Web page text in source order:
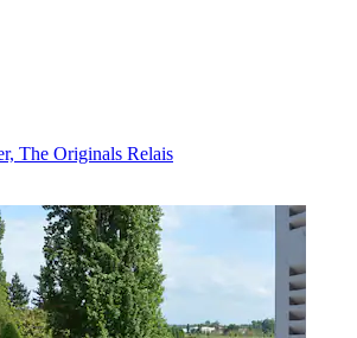
The Originals Relais